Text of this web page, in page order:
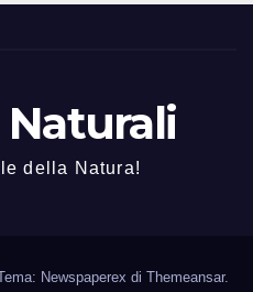
Naturali
della Natura!
Newspaperex di Themeansar.